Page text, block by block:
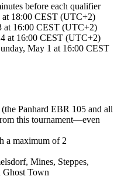
before each qualifier
at 18:00 CEST (UTC+2)
at 16:00 CEST (UTC+2)
at 16:00 CEST (UTC+2)
May 1 at 16:00 CEST
(the Panhard EBR 105 and all
this tournament—even
a maximum of 2
Mines, Steppes,
Town